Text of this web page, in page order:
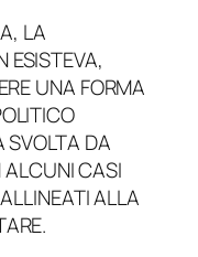
LA
ESISTEVA,
UNA FORMA
SVOLTA DA
ALCUNI CASI
ALLA